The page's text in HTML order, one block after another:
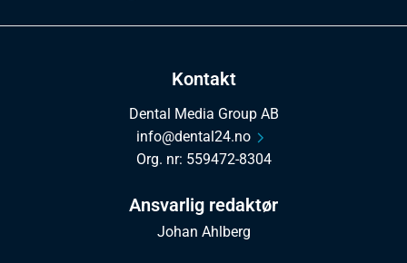
Kontakt
Dental Media Group AB
info@dental24.no
Org. nr: 559472-8304
Ansvarlig redaktør
Johan Ahlberg